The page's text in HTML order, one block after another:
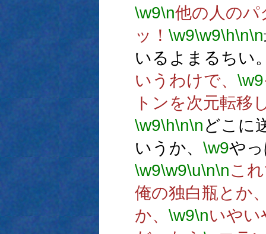
\w9\n他の人のパ
ッ！ \w9\w9\h\n\n
いるよまるちい
いうわけで、 \w9
トンを次元転移
\w9\h\n\nどこに
いうか、 \w9や
\w9\w9\u\n\nこ
俺の独白瓶とか
か、 \w9\nいやい